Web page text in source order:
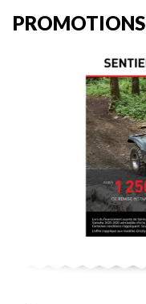
PROMOTIONS